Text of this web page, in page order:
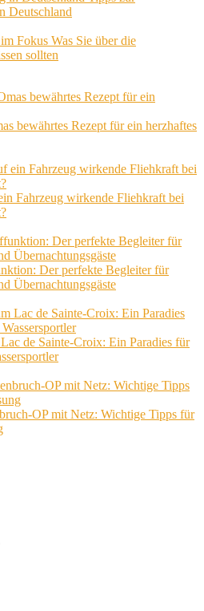
Deutschland
Was Sie über die
sollten
bewährtes Rezept für ein herzhaftes
Fahrzeug wirkende Fliehkraft bei
Der perfekte Begleiter für
Übernachtungsgäste
de Sainte-Croix: Ein Paradies für
OP mit Netz: Wichtige Tipps für